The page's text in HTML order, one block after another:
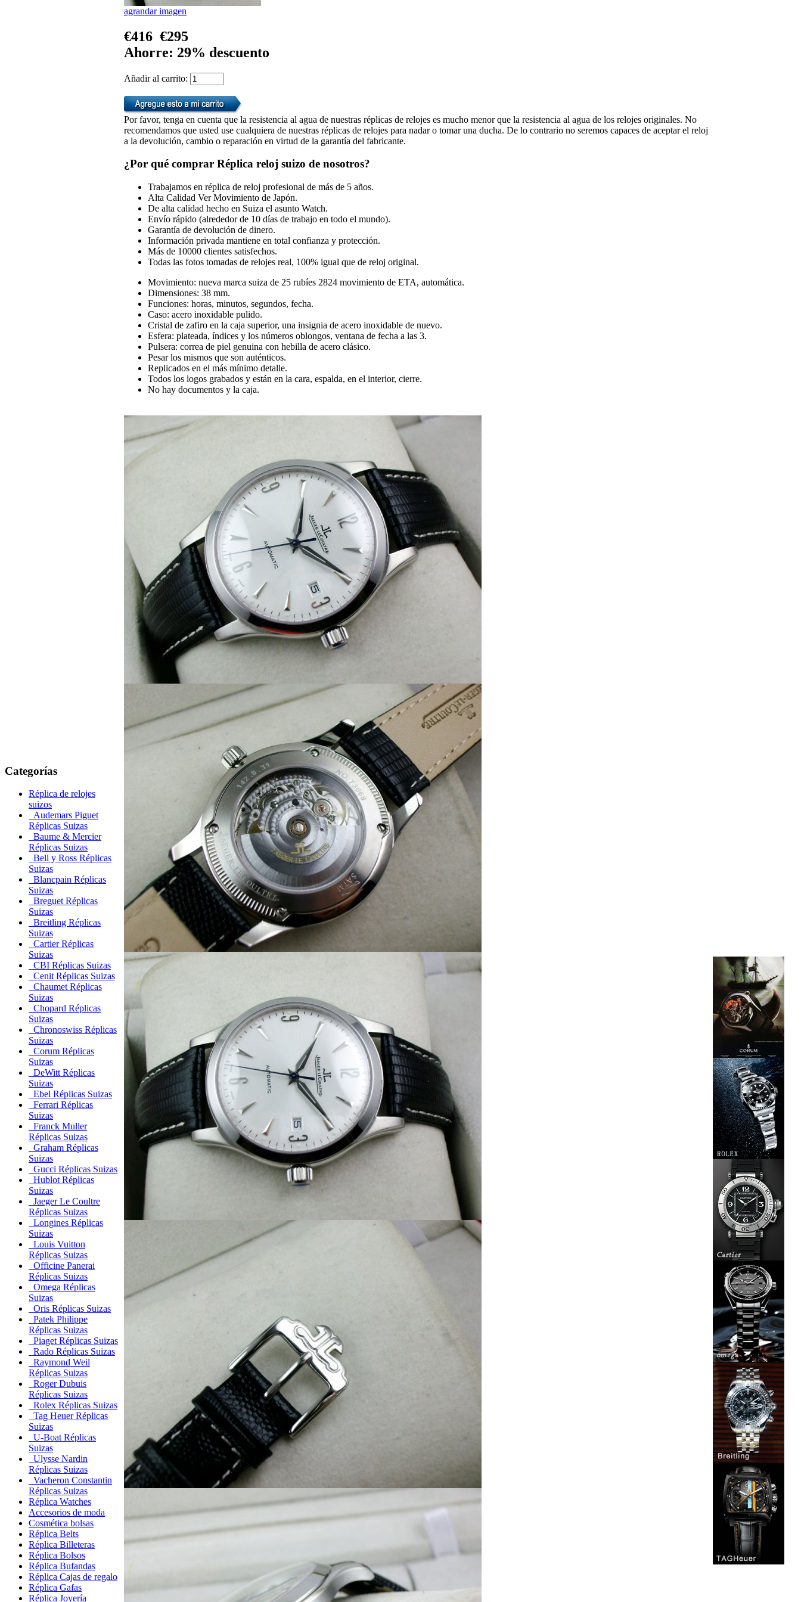
Categorías
Réplica de relojes
suizos
Audemars Piguet
Réplicas Suizas
Baume & Mercier
Réplicas Suizas
Bell y Ross Réplicas
Suizas
Blancpain Réplicas
Suizas
Breguet Réplicas
Suizas
Breitling Réplicas
Suizas
Cartier Réplicas
Suizas
CBI Réplicas Suizas
Cenit Réplicas Suizas
Chaumet Réplicas
Suizas
Chopard Réplicas
Suizas
Chronoswiss Réplicas
Suizas
Corum Réplicas
Suizas
DeWitt Réplicas
Suizas
Ebel Réplicas Suizas
Ferrari Réplicas
Suizas
Franck Muller
Réplicas Suizas
Graham Réplicas
Suizas
Gucci Réplicas Suizas
Hublot Réplicas
Suizas
Jaeger Le Coultre
Réplicas Suizas
Longines Réplicas
Suizas
Louis Vuitton
Réplicas Suizas
Officine Panerai
Réplicas Suizas
Omega Réplicas
Suizas
Oris Réplicas Suizas
Patek Philippe
Réplicas Suizas
Piaget Réplicas Suizas
Rado Réplicas Suizas
Raymond Weil
Réplicas Suizas
Roger Dubuis
Réplicas Suizas
Rolex Réplicas Suizas
Tag Heuer Réplicas
Suizas
U-Boat Réplicas
Suizas
Ulysse Nardin
Réplicas Suizas
Vacheron Constantin
Réplicas Suizas
Réplica Watches
Accesorios de moda
Cosmética bolsas
Réplica Belts
Réplica Billeteras
Réplica Bolsos
Réplica Bufandas
Réplica Cajas de regalo
Réplica Gafas
Réplica Joyería
agrandar imagen
€416 €295
Ahorre: 29% descuento
Añadir al carrito:
Por favor, tenga en cuenta que la resistencia al agua de nuestras réplicas de relojes es mucho menor que la resistencia al agua de los relojes originales. No
recomendamos que usted use cualquiera de nuestras réplicas de relojes para nadar o tomar una ducha. De lo contrario no seremos capaces de aceptar el reloj
a la devolución, cambio o reparación en virtud de la garantía del fabricante.
¿Por qué comprar Réplica reloj suizo de nosotros?
Trabajamos en réplica de reloj profesional de más de 5 años.
Alta Calidad Ver Movimiento de Japón.
De alta calidad hecho en Suiza el asunto Watch.
Envío rápido (alrededor de 10 días de trabajo en todo el mundo).
Garantía de devolución de dinero.
Información privada mantiene en total confianza y protección.
Más de 10000 clientes satisfechos.
Todas las fotos tomadas de relojes real, 100% igual que de reloj original.
Movimiento: nueva marca suiza de 25 rubíes 2824 movimiento de ETA, automática.
Dimensiones: 38 mm.
Funciones: horas, minutos, segundos, fecha.
Caso: acero inoxidable pulido.
Cristal de zafiro en la caja superior, una insignia de acero inoxidable de nuevo.
Esfera: plateada, índices y los números oblongos, ventana de fecha a las 3.
Pulsera: correa de piel genuina con hebilla de acero clásico.
Pesar los mismos que son auténticos.
Replicados en el más mínimo detalle.
Todos los logos grabados y están en la cara, espalda, en el interior, cierre.
No hay documentos y la caja.